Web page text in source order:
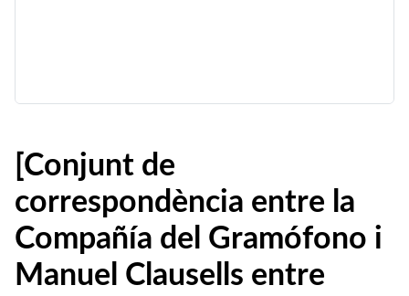
[Conjunt de
correspondència entre la
Compañía del Gramófono i
Manuel Clausells entre